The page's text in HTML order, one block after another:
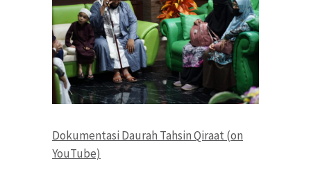
Dokumentasi Daurah Tahsin Qiraat (on
YouTube)